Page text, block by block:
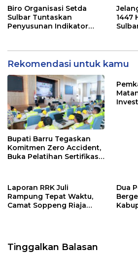
Pers
Biro Organisasi Setda
Sulbar Tuntaskan
Penyusunan Indikator
1447
Rekomendasi untuk kamu
Bupati Barru Tegaskan
Komitmen Zero Accident,
Buka Pelatihan Sertifikasi
Laporan RRK Juli
Rampung Tepat Waktu,
Camat Soppeng Riaja
Dua
Tinggalkan Balasan